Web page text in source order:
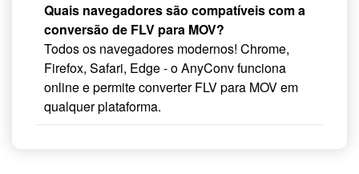
Quais navegadores são compatíveis com a
conversão de FLV para MOV?
Todos os navegadores modernos! Chrome,
Firefox, Safari, Edge - o AnyConv funciona
online e permite converter FLV para MOV em
qualquer plataforma.